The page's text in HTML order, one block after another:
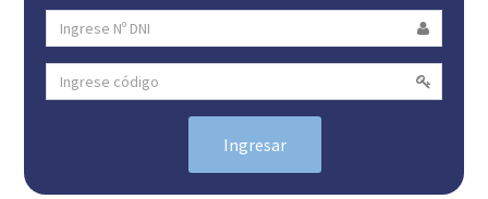
Ingresar